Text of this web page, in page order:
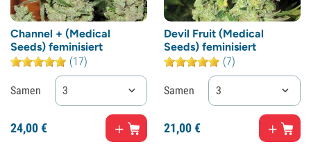
Channel + (Medical
Seeds) feminisiert
(17)
Samen 3
24,00€
Devil Fruit (Medical
Seeds) feminisiert
(7)
Samen 3
21,00€